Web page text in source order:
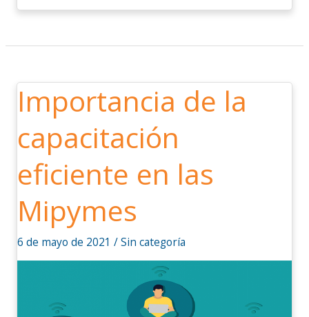
Importancia de la
capacitación
eficiente en las
Mipymes
6 de mayo de 2021 /Sin categoría
Importancia
de
capacitación
eficiente
en
las
Mipymes